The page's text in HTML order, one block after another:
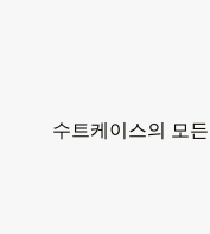
수트케이스의 모